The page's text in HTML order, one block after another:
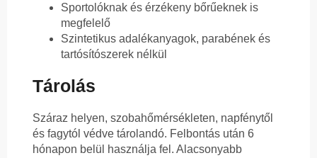
Sportolóknak és érzékeny bőrűeknek is
megfelelő
Szintetikus adalékanyagok, parabének és
tartósítószerek nélkül
Tárolás
Száraz helyen, szobahőmérsékleten, napfénytől
és fagytól védve tárolandó. Felbontás után 6
hónapon belül használja fel. Alacsonyabb